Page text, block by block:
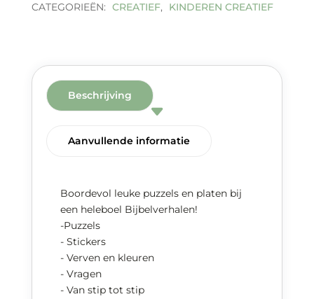
CATEGORIEËN: CREATIEF, KINDEREN CREATIEF
Beschrijving
Aanvullende informatie
Boordevol leuke puzzels en platen bij
een heleboel Bijbelverhalen!
-Puzzels
- Stickers
- Verven en kleuren
- Vragen
- Van stip tot stip